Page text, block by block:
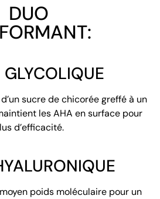
DUO
sucre de chicorée greffé à un
les AHA en surface pour
d’efficacité.
poids moléculaire pour un